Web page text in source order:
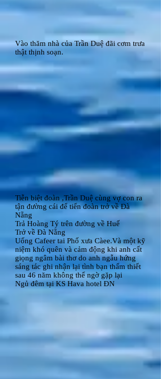
Vào thăm nhà của Trần Duệ đãi cơm trưa
thật thịnh soạn.
Tiễn biệt đoàn ,Trần Duệ cùng vợ con ra
tận đường cái để tiển đoàn trở về Đà
Nẵng
Trả Hoàng Tý trên đường về Huế
Trở về Đà Nẵng
Uống Cafeer tai Phố xưa Càee.Và một kỹ
niệm khó quên và cảm động khi anh cất
giọng ngâm bài thơ do anh ngẫu hứng
sáng tác ghi nhận lại tình bạn thấm thiết
sau 46 năm không thể ngờ gặp lại
Ngủ đêm tại KS Hava hotel ĐN